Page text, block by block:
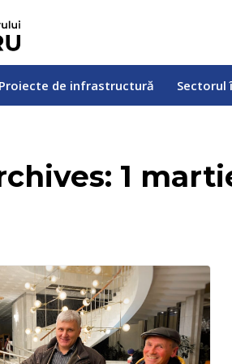
Proiecte de infrastructură Sectorul
1
Proiecte de infrastructură